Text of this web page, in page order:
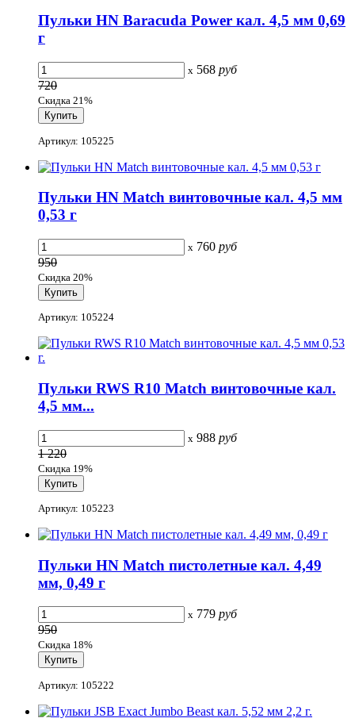
Пульки HN Baracuda Power кал. 4,5 мм 0,69
г
x 568 руб
720
Скидка 21%
Артикул: 105225
Пульки HN Match винтовочные кал. 4,5 мм
0,53 г
x 760 руб
950
Скидка 20%
Артикул: 105224
Пульки RWS R10 Match винтовочные кал.
4,5 мм...
x 988 руб
1 220
Скидка 19%
Артикул: 105223
Пульки HN Match пистолетные кал. 4,49
мм, 0,49 г
x 779 руб
950
Скидка 18%
Артикул: 105222